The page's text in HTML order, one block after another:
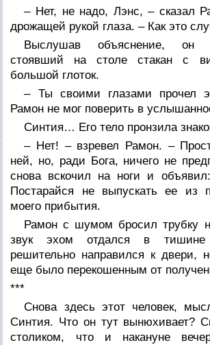
– Нет, не надо, Лэнс, – сказал
дрожащей рукой глаза. – Как это
Выслушав объяснение, он
стоявший на столе стакан с
большой глоток.
– Ты своими глазами прочел
Рамон не мог поверить в
Синтия… Его тело пронзила
– Нет! – взревел Рамон. –
ней, но, ради Бога, ничего не
снова вскочил на ноги и
Постарайся не выпускать ее из
моего прибытия.
Рамон с шумом бросил трубку
звук эхом отдался в
решительно направился к двери,
еще было перекошенным от
***
Снова здесь этот человек,
Синтия. Что он тут вынюхивает?
столиком, что и накануне